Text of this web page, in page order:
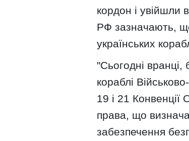
кордон і увійшли
РФ зазначають,
українських
"Сьогодні
кораблі
19 і 21 Конвенції
права, що
забезпечення